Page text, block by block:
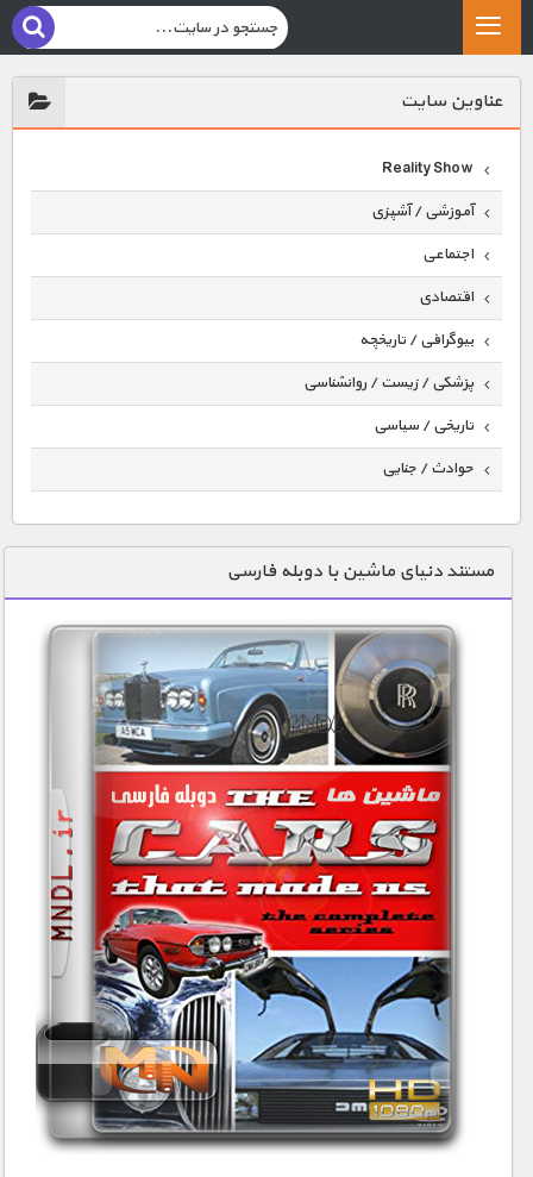
عناوين سايت
Reality Show
آموزشی / آشپزی
اجتماعی
اقتصادی
بیوگرافی / تاریخچه
پزشکی / زیست / روانشناسی
تاریخی / سیاسی
حوادث / جنایی
دنیای خوراکی ها
زمین شناسی / محیط زیست
سازه/ معماری/ مهندسی
سرگرمی
شناخت کودکان
طبیعت
علم و فناوری
فرهنگ / هنر
کیهان / نجوم
مسابقات / ورزشی
مستند های اختصاصی
مستند دنیای ماشین با دوبله فارسی